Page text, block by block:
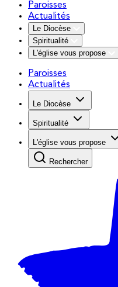
Paroisses
Actualités
Le Diocèse
Spiritualité
L'église vous propose
Paroisses
Actualités
Le Diocèse
Spiritualité
L'église vous propose
Rechercher